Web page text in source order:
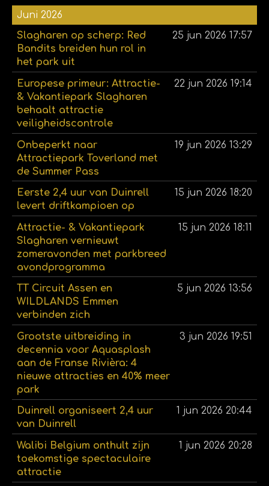
Juni 2026
Slagharen op scherp: Red
Bandits breiden hun rol in
het park uit
25 jun 2026 17:57
Europese primeur: Attractie-
& Vakantiepark Slagharen
behaalt attractie
veiligheidscontrole
22 jun 2026 19:14
Onbeperkt naar
Attractiepark Toverland met
de Summer Pass
19 jun 2026 13:29
Eerste 2,4 uur van Duinrell
levert driftkampioen op
15 jun 2026 18:20
Attractie- & Vakantiepark
Slagharen vernieuwt
zomeravonden met parkbreed
avondprogramma
15 jun 2026 18:11
TT Circuit Assen en
WILDLANDS Emmen
verbinden zich
5 jun 2026 13:56
Grootste uitbreiding in
decennia voor Aquasplash
aan de Franse Rivièra: 4
nieuwe attracties en 40% meer
park
3 jun 2026 19:51
Duinrell organiseert 2,4 uur
van Duinrell
1 jun 2026 20:44
Walibi Belgium onthult zijn
toekomstige spectaculaire
attractie
1 jun 2026 20:28